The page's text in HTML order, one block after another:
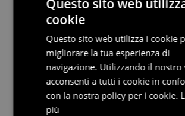
Diritto civile e penale
Tutela del consumatore,
eredità e successione, reati
altro.
Questo sito web
cookie
Questo sito web utilizza i cookie
migliorare la tua esperienza di
navigazione. Utilizzando il nostro
acconsenti a tutti i cookie in
con la nostra policy per i cookie.
più